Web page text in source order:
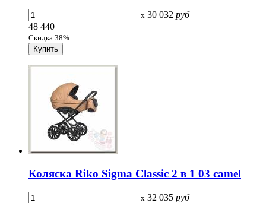
x 30 032 руб
48 440
Скидка 38%
Коляска Riko Sigma Classic 2 в 1 03 camel
x 32 035 руб